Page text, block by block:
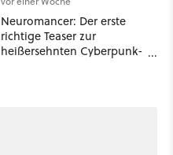
Neuromancer: Der erste
richtige Teaser zur
heißersehnten Cyberpunk-